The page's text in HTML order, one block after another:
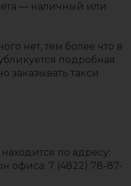
— наличный или
нет, тем более что в
подробная
заказывать такси
по адресу:
офиса: 7 (4822) 78-87-